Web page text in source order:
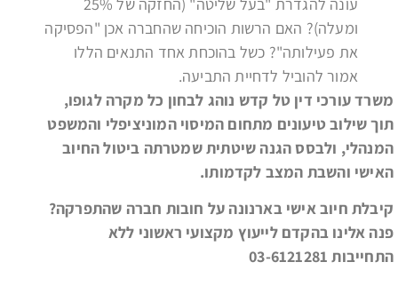
ומעלה)? האם הרשות הוכיחה שהחברה אכן "הפסיקה
את פעילותה"? כשל בהוכחת אחד התנאים הללו
אמור להוביל לדחיית התביעה.
משרד עורכי דין טל קדש נוהג לבחון כל מקרה לגופו,
תוך שילוב טיעונים מתחום המיסוי המוניציפלי והמשפט
המנהלי, ולבסס הגנה שיטתית שמטרתה ביטול החיוב
האישי והשבת המצב לקדמותו.
קיבלת חיוב אישי בארנונה על חובות חברה שהתפרקה?
פנה אלינו בהקדם לייעוץ מקצועי ראשוני ללא
התחייבות 03-6121281